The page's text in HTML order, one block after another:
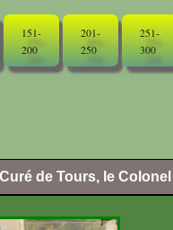
151-
200
201-
250
251-
300
de Tours, le